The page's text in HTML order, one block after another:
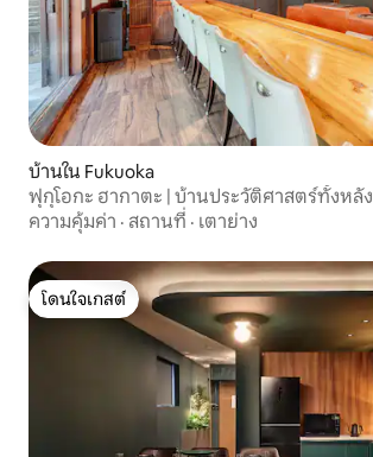
บ้านใน Fukuoka
ฟุกุโอกะ ฮากาตะ | บ้านประวัติศาสตร์ทั้งหลัง
ความคุ้มค่า · สถานที่ · เตาย่าง
โดนใจเกสต์
โดนใจเกสต์